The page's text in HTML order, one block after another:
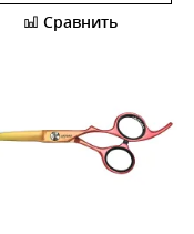
Сравнить